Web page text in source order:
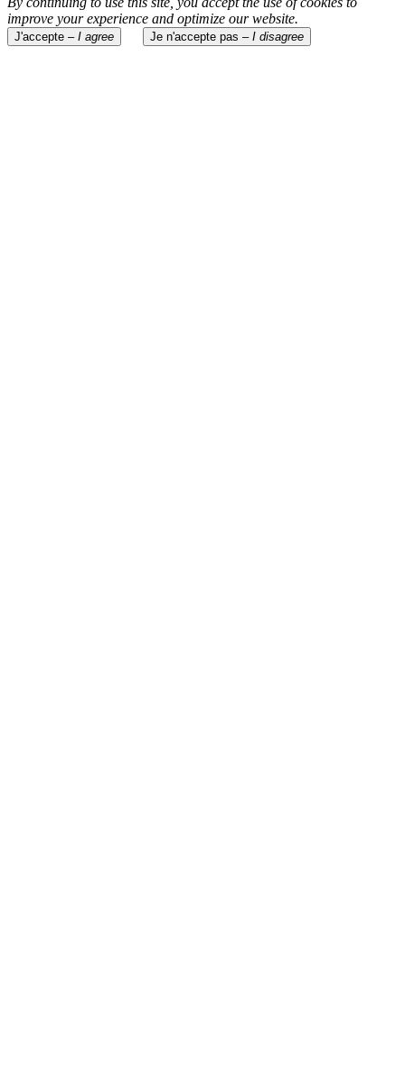
improve your experience and optimize our website.
J'accepte – I agree Je n'accepte pas – I disagree